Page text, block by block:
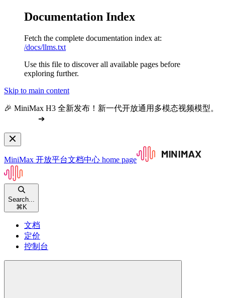
Documentation Index
Fetch the complete documentation index at:
/docs/llms.txt
Use this file to discover all available pages before
exploring further.
Skip to main content
🎉 MiniMax H3 全新发布！新一代开放通用多模态视频模型。
➔
MiniMax 开放平台文档中心 home page
Search...
⌘ K
文档
定价
控制台